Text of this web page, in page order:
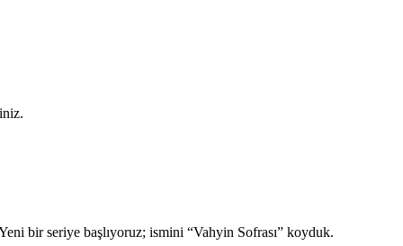
bir seriye başlıyoruz; ismini “Vahyin Sofrası” koyduk.